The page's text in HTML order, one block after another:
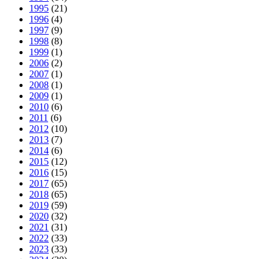
1995 (21)
1996 (4)
1997 (9)
1998 (8)
1999 (1)
2006 (2)
2007 (1)
2008 (1)
2009 (1)
2010 (6)
2011 (6)
2012 (10)
2013 (7)
2014 (6)
2015 (12)
2016 (15)
2017 (65)
2018 (65)
2019 (59)
2020 (32)
2021 (31)
2022 (33)
2023 (33)